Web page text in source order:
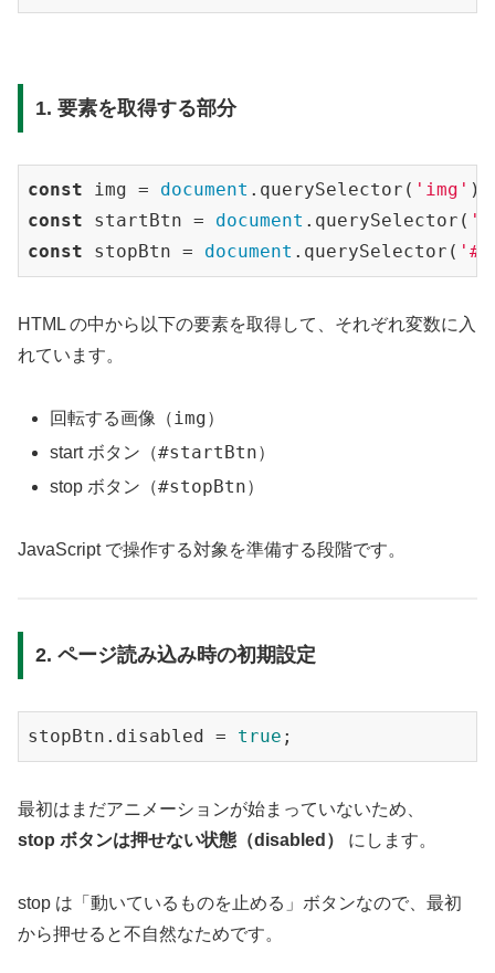
1. 要素を取得する部分
const img = document .querySelector( 'img'
const startBtn = document .querySelector(
const stopBtn = document .querySelector(
HTML の中から以下の要素を取得して、それぞれ変数に入
れています。
回転する画像（img）
start ボタン（#startBtn）
stop ボタン（#stopBtn）
JavaScript で操作する対象を準備する段階です。
2. ページ読み込み時の初期設定
stopBtn.disabled = true
最初はまだアニメーションが始まっていないため、
stop ボタンは押せない状態（disabled）
にします。
stop は「動いているものを止める」ボタンなので、最初
から押せると不自然なためです。